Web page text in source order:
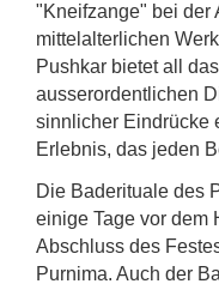
"Kneifzange" bei der
mittelalterlichen
Pushkar bietet all
ausserordentlichen
sinnlicher Eindrücke
Erlebnis, das jeden
Die Baderituale des
einige Tage vor dem
Abschluss des
Purnima. Auch der